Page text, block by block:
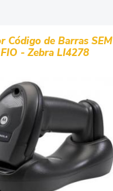
Código de Barras SEM
FIO - Zebra LI4278